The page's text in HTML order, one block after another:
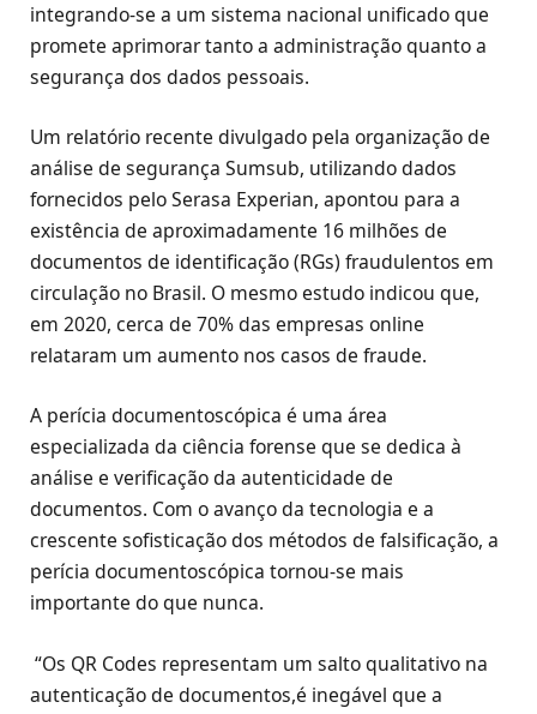
integrando-se a um sistema nacional unificado que
promete aprimorar tanto a administração quanto a
segurança dos dados pessoais.
Um relatório recente divulgado pela organização de
análise de segurança Sumsub, utilizando dados
fornecidos pelo Serasa Experian, apontou para a
existência de aproximadamente 16 milhões de
documentos de identificação (RGs) fraudulentos em
circulação no Brasil. O mesmo estudo indicou que,
em 2020, cerca de 70% das empresas online
relataram um aumento nos casos de fraude.
A perícia documentoscópica é uma área
especializada da ciência forense que se dedica à
análise e verificação da autenticidade de
documentos. Com o avanço da tecnologia e a
crescente sofisticação dos métodos de falsificação, a
perícia documentoscópica tornou-se mais
importante do que nunca.
“Os QR Codes representam um salto qualitativo na
autenticação de documentos,é inegável que a